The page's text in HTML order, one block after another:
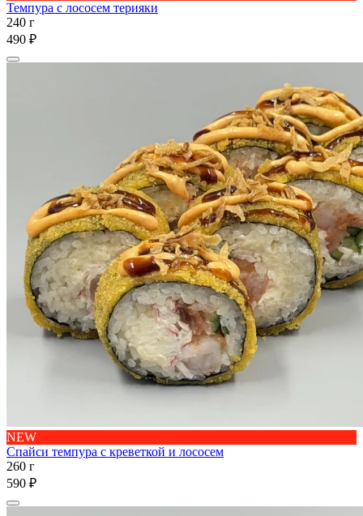
Темпура с лососем терияки
240 г
490 ₽
NEW
Спайси темпура с креветкой и лососем
260 г
590 ₽